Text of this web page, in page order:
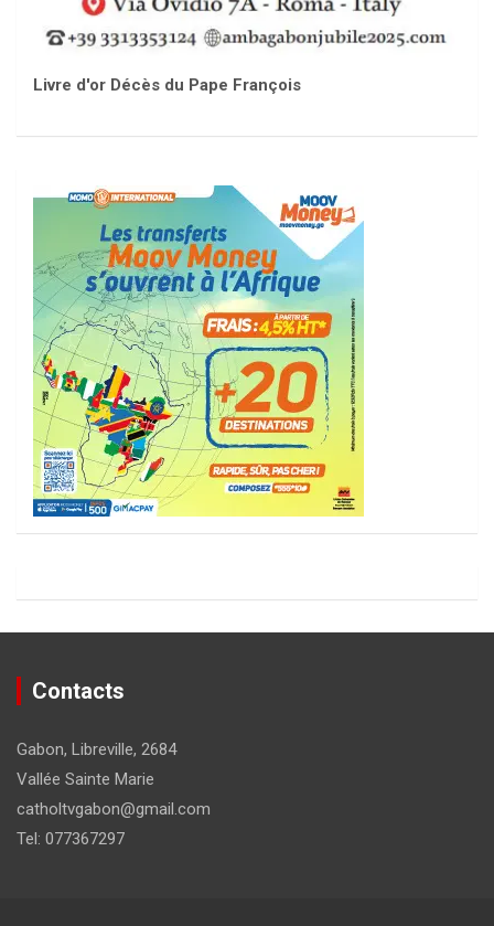
Livre d'or Décès du Pape François
Contacts
Gabon, Libreville, 2684
Vallée Sainte Marie
catholtvgabon@gmail.com
Tel: 077367297